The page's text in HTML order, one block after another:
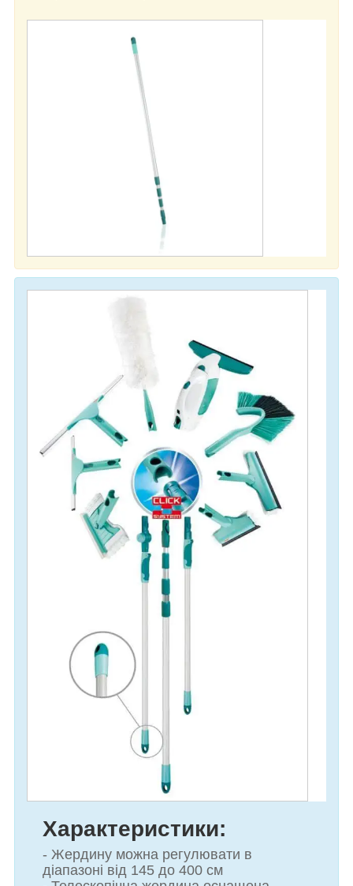
Характеристики:
- Жердину можна регулювати в
діапазоні від 145 до 400 см